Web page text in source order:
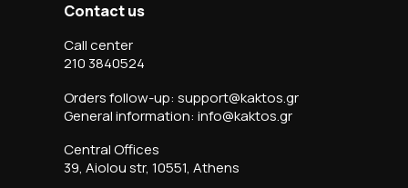
Contact us
Call center
210 3840524
Orders follow-up: support@kaktos.gr
General information: info@kaktos.gr
Central Offices
39, Aiolou str, 10551, Athens